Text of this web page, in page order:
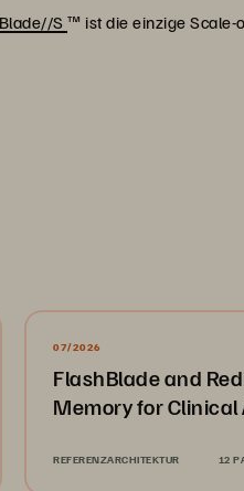
S™ ist die einzige Scale-
07/2026
FlashBlade and
Memory for Clinical
REFERENZARCHITEKTUR 12